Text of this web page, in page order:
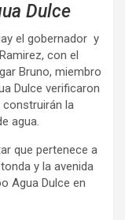
Dulce
el gobernador y
con el
Bruno, miembro
Dulce verificaron
la
agua.
que pertenece a
y la avenida
Agua Dulce en